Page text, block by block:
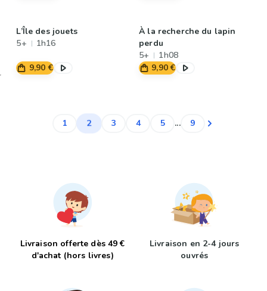
L’Île des jouets
5+
1h16
9,90 €
À la recherche du lapin
perdu
5+
1h08
9,90 €
1 2 3 4 5 ... 9
Livraison offerte dès 49 €
d'achat (hors livres)
Livraison en 2-4 jours
ouvrés